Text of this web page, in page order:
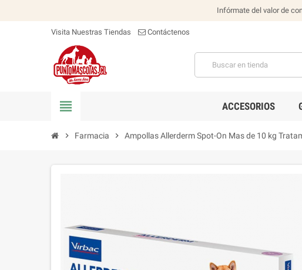
Infórmate del valor de
Visita Nuestras Tiendas Contáctenos
view_headline ACCESORIOS
chevron_right Farmacia chevron_right Ampollas Allerderm Spot-On Mas de 10 kg